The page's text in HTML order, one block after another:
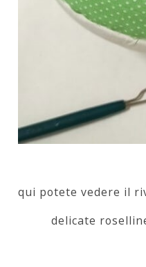
qui potete vedere il
delicate